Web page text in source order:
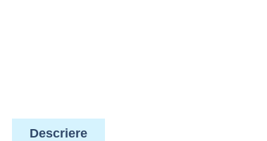
Descriere